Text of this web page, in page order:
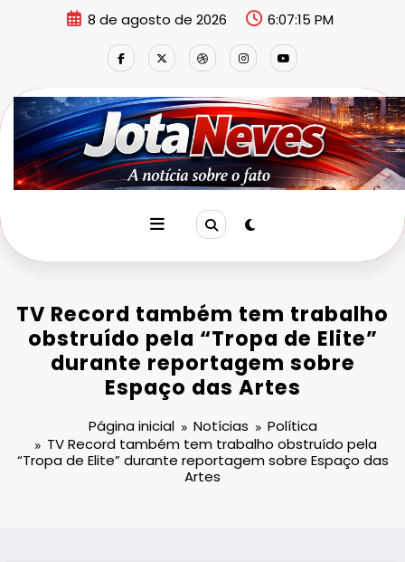
8 de agosto de 2026 6:07:16 PM
TV Record também tem trabalho
obstruído pela “Tropa de Elite”
durante reportagem sobre
Espaço das Artes
Página inicial Notícias
Política
TV Record também tem trabalho obstruído pela
“Tropa de Elite” durante reportagem sobre Espaço das
Artes